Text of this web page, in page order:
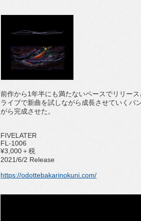
前作から1年半にも満たないペースでリリース
ライブで新曲を試しながら成長させていくバ
がら完成させた。
FIVELATER
FL-1006
¥3,000＋税
2021/6/2 Release
https://odottebakarinokuni.com/